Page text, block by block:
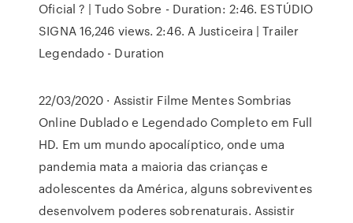
Oficial ? | Tudo Sobre - Duration: 2:46. ESTÚDIO
SIGNA 16,246 views. 2:46. A Justiceira | Trailer
Legendado - Duration
22/03/2020 · Assistir Filme Mentes Sombrias
Online Dublado e Legendado Completo em Full
HD. Em um mundo apocalíptico, onde uma
pandemia mata a maioria das crianças e
adolescentes da América, alguns sobreviventes
desenvolvem poderes sobrenaturais. Assistir